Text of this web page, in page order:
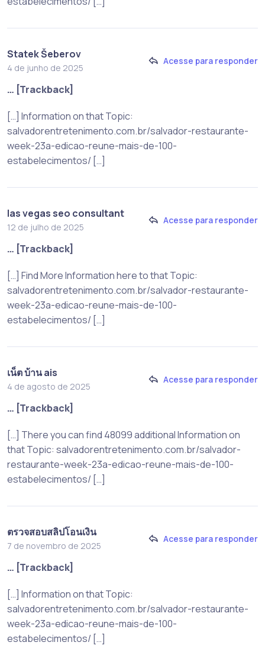
Statek Šeberov
4 de junho de 2025
Acesse para responder
… [Trackback]
[…] Information on that Topic:
salvadorentretenimento.com.br/salvador-restaurante-
week-23a-edicao-reune-mais-de-100-
estabelecimentos/ […]
las vegas seo consultant
12 de julho de 2025
Acesse para responder
… [Trackback]
[…] Find More Information here to that Topic:
salvadorentretenimento.com.br/salvador-restaurante-
week-23a-edicao-reune-mais-de-100-
estabelecimentos/ […]
เน็ต บ้าน ais
4 de agosto de 2025
Acesse para responder
… [Trackback]
[…] There you can find 48099 additional Information on
that Topic: salvadorentretenimento.com.br/salvador-
restaurante-week-23a-edicao-reune-mais-de-100-
estabelecimentos/ […]
ตรวจสอบสลิปโอนเงิน
7 de novembro de 2025
Acesse para responder
… [Trackback]
[…] Information on that Topic:
salvadorentretenimento.com.br/salvador-restaurante-
week-23a-edicao-reune-mais-de-100-
estabelecimentos/ […]